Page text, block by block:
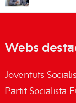
Webs
Joventuts
Partit Socialista